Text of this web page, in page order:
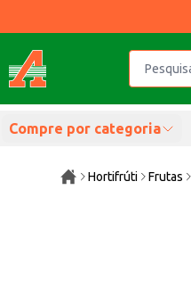
Compre por categoria
Hortifrúti Frutas